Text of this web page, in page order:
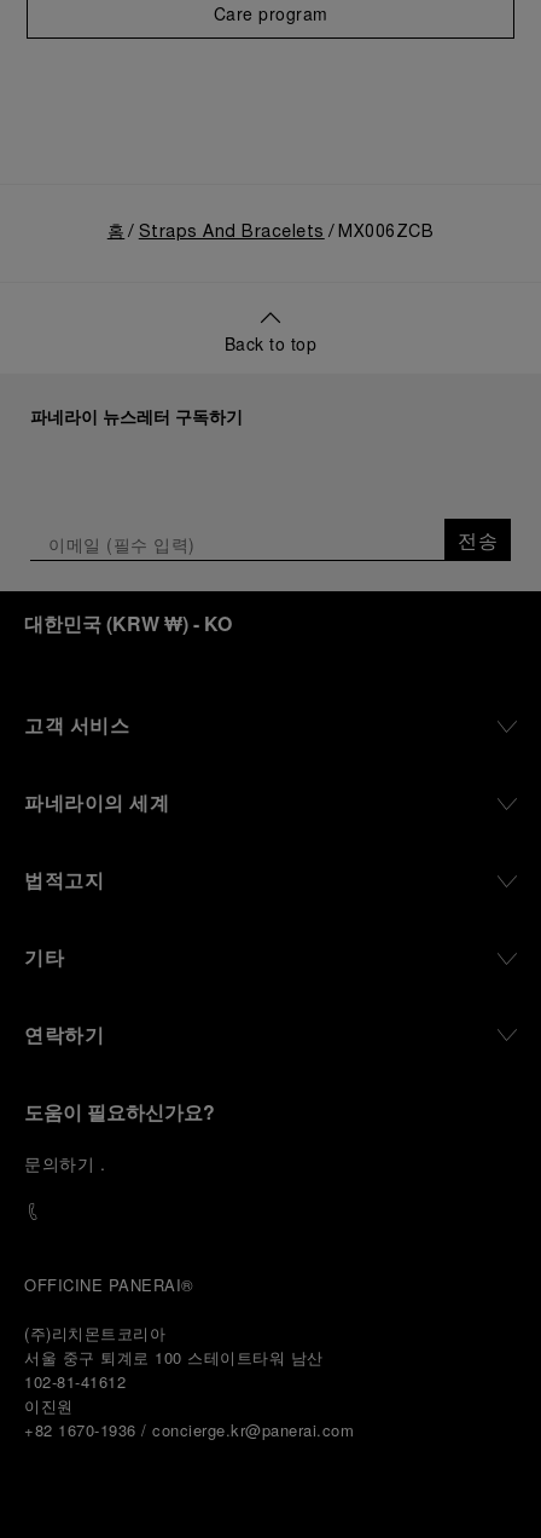
Care program
홈 Straps And Bracelets MX006ZCB
Back to top
파네라이 뉴스레터 구독하기
전송
대한민국(KRW ₩)- KO
고객 서비스
파네라이의 세계
법적고지
기타
연락하기
도움이 필요하신가요?
문의하기 .
OFFICINE PANERAI®
(주)리치몬트코리아
서울 중구 퇴계로 100 스테이트타워 남산
102-81-41612
이진원
+82 1670-1936 / concierge.kr@panerai.com